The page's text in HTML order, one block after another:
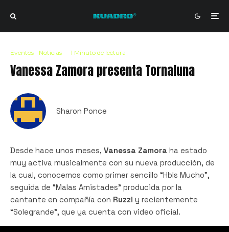
Eventos Noticias · 1 Minuto de lectura
Vanessa Zamora presenta Tornaluna
Sharon Ponce
Desde hace unos meses, Vanessa Zamora ha estado
muy activa musicalmente con su nueva producción, de
la cual, conocemos como primer sencillo “Hbls Mucho”,
seguida de “Malas Amistades” producida por la
cantante en compañía con Ruzzi y recientemente
“Solegrande”, que ya cuenta con video oficial.